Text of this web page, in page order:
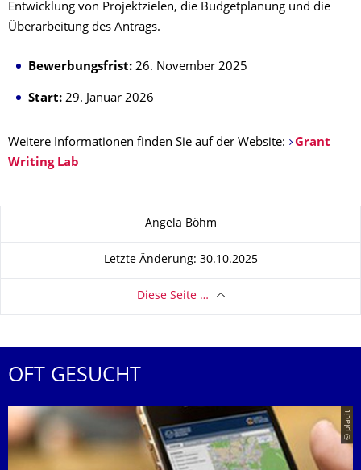
Entwicklung von Projektzielen, die Budgetplanung und die
Überarbeitung des Antrags.
Bewerbungsfrist: 26. November 2025
Start: 29. Januar 2026
Weitere Informationen finden Sie auf der Website:
Grant
Writing Lab
Angela Böhm
Letzte Änderung: 30.10.2025
Diese Seite …
OFT GESUCHT
© placit